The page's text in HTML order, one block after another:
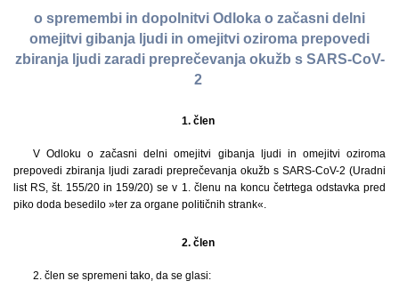
o spremembi in dopolnitvi Odloka o začasni delni
omejitvi gibanja ljudi in omejitvi oziroma prepovedi
zbiranja ljudi zaradi preprečevanja okužb s SARS-CoV-
2
1. člen
V Odloku o začasni delni omejitvi gibanja ljudi in omejitvi oziroma
prepovedi zbiranja ljudi zaradi preprečevanja okužb s SARS-CoV-2 (Uradni
list RS, št. 155/20 in 159/20) se v 1. členu na koncu četrtega odstavka pred
piko doda besedilo »ter za organe političnih strank«.
2. člen
2. člen se spremeni tako, da se glasi: